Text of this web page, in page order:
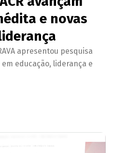
e novas
apresentou pesquisa
educação, liderança e